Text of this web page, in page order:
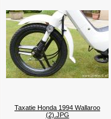
Taxatie Honda 1994 Wallaroo
(2).JPG